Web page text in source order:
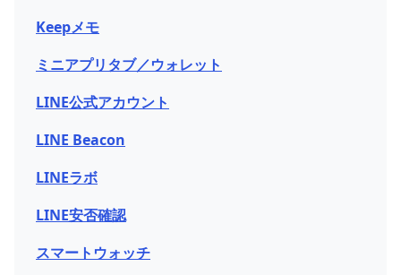
Keepメモ
ミニアプリタブ／ウォレット
LINE公式アカウント
LINE Beacon
LINEラボ
LINE安否確認
スマートウォッチ